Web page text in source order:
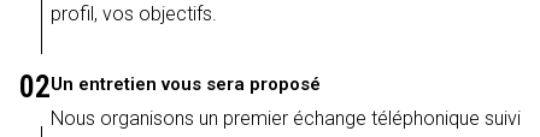
profil, vos objectifs.
02Un entretien vous sera proposé
Nous organisons un premier échange téléphonique suivi